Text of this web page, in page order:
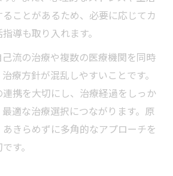
ことがあるため、必要に応じてカ
導も取り入れます。
流の治療や複数の医療機関を同時
療方針が混乱しやすいことです。
携を大切にし、治療経過をしっか
適な治療選択につながります。原
きらめずに多角的なアプローチを
す。